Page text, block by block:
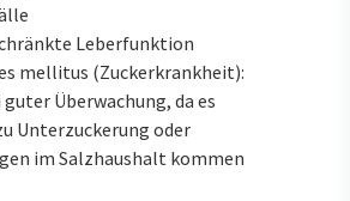
Leberfunktion
mellitus (Zuckerkrankheit):
guter Überwachung, da es
Unterzuckerung oder
im Salzhaushalt kommen